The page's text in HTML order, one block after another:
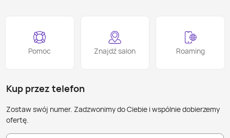
Pomoc Znajdź salon Roaming
Kup przez telefon
Zostaw swój numer. Zadzwonimy do Ciebie i wspólnie dobierzemy
ofertę.